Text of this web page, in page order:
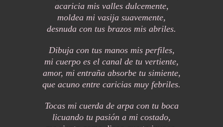
acaricia mis valles dulcemente,
moldea mi vasija suavemente,
desnuda con tus brazos mis abriles.
Dibuja con tus manos mis perfiles,
mi cuerpo es el canal de tu vertiente,
amor, mi entraña absorbe tu simiente,
que acuno entre caricias muy febriles.
Tocas mi cuerda de arpa con tu boca
licuando tu pasión a mi costado,